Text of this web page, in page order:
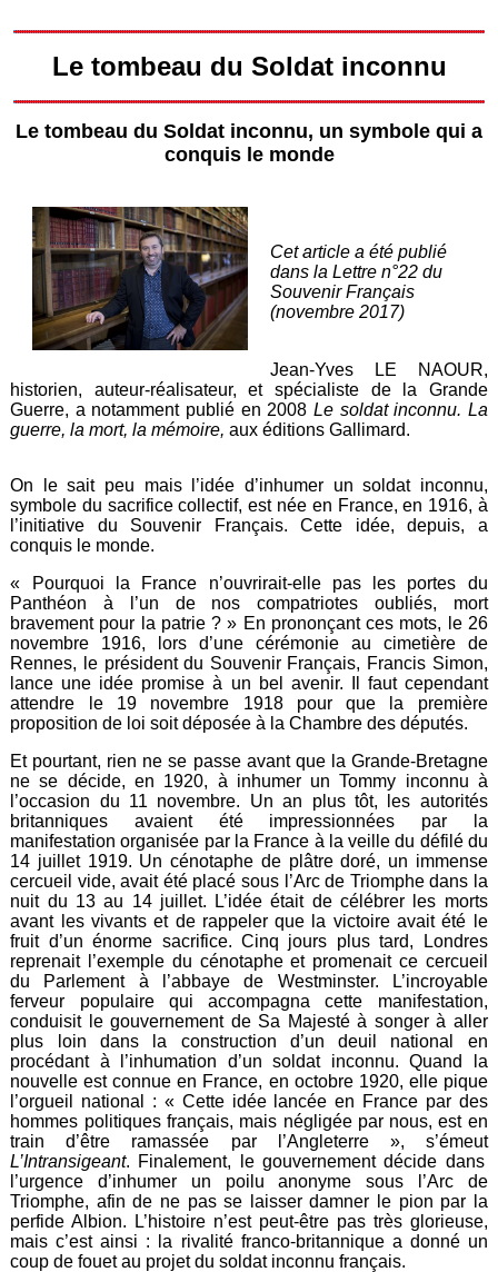
Le tombeau du Soldat inconnu
Le tombeau du Soldat inconnu, un symbole qui a
conquis le monde
Cet article a été publié
dans la Lettre n°22 du
Souvenir Français
(novembre 2017)
Jean-Yves LE NAOUR,
historien, auteur-réalisateur, et spécialiste de la Grande
Guerre, a notamment publié en 2008 Le soldat inconnu. La
guerre, la mort, la mémoire,aux éditions Gallimard.
On le sait peu mais l’idée d’inhumer un soldat inconnu,
symbole du sacrifice collectif, est née en France, en 1916, à
l’initiative du Souvenir Français. Cette idée, depuis, a
conquis le monde.
« Pourquoi la France n’ouvrirait-elle pas les portes du
Panthéon à l’un de nos compatriotes oubliés, mort
bravement pour la patrie ? » En prononçant ces mots, le 26
novembre 1916, lors d’une cérémonie au cimetière de
Rennes, le président du Souvenir Français, Francis Simon,
lance une idée promise à un bel avenir. Il faut cependant
attendre le 19 novembre 1918 pour que la première
proposition de loi soit déposée à la Chambre des députés.
Et pourtant, rien ne se passe avant que la Grande-Bretagne
ne se décide, en 1920, à inhumer un Tommy inconnu à
l’occasion du 11 novembre. Un an plus tôt, les autorités
britanniques avaient été impressionnées par la
manifestation organisée par la France à la veille du défilé du
14 juillet 1919. Un cénotaphe de plâtre doré, un immense
cercueil vide, avait été placé sous l’Arc de Triomphe dans la
nuit du 13 au 14 juillet. L’idée était de célébrer les morts
avant les vivants et de rappeler que la victoire avait été le
fruit d’un énorme sacrifice. Cinq jours plus tard, Londres
reprenait l’exemple du cénotaphe et promenait ce cercueil
du Parlement à l’abbaye de Westminster. L’incroyable
ferveur populaire qui accompagna cette manifestation,
conduisit le gouvernement de Sa Majesté à songer à aller
plus loin dans la construction d’un deuil national en
procédant à l’inhumation d’un soldat inconnu. Quand la
nouvelle est connue en France, en octobre 1920, elle pique
l’orgueil national : « Cette idée lancée en France par des
hommes politiques français, mais négligée par nous, est en
train d’être ramassée par l’Angleterre », s’émeut
L’Intransigeant. Finalement, le gouvernement décide dans
l’urgence d’inhumer un poilu anonyme sous l’Arc de
Triomphe, afin de ne pas se laisser damner le pion par la
perfide Albion. L’histoire n’est peut-être pas très glorieuse,
mais c’est ainsi : la rivalité franco-britannique a donné un
coup de fouet au projet du soldat inconnu français.